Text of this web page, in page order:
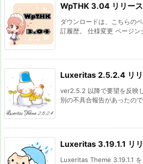
WpTHK 3.04 リリース
ダウンロードは、こちらの
訂履歴。 仕様変更 ページン
Luxeritas 2.5.2.4 リ
ver2.5.2 以降で要望を反映
別の不具合報告があったの
Luxeritas 3.19.1.1 リ
Luxeritas Theme 3.19.1.1 を